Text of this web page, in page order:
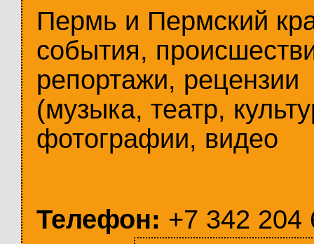
Пермь и Пермский
события,
репортажи, рецензии
(музыка, театр,
фотографии, видео
Телефон: +7 342 204